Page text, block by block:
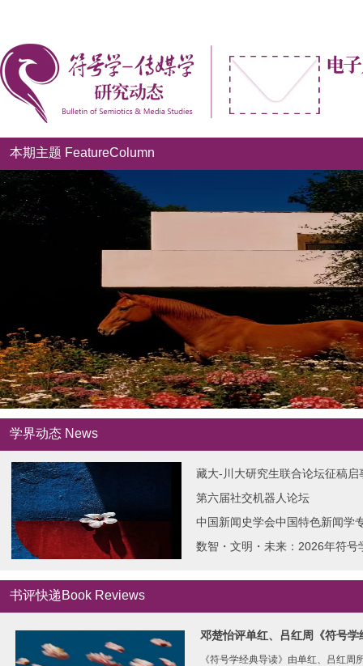
本期主题 FeatureColumn
学界动态 News
藏大-川大研究生联合论坛征稿启
第六届社交机器人论坛
中国新闻史学会中国特色新闻学
数智・文明・未来：2026年符号
书评快递Book Reviews
邓楚怡评单红、吕红周《符号学
《符号学经典导读》由单红、吕红周